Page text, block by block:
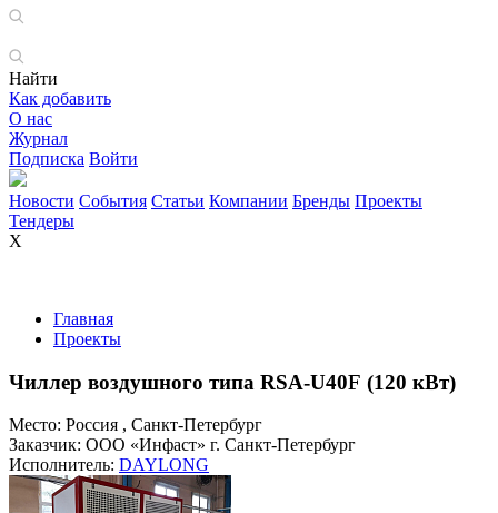
Найти
Как добавить
О нас
Журнал
Подписка Войти
Новости События Статьи Компании Бренды Проекты
Тендеры
X
Главная
Проекты
Чиллер воздушного типа RSA-U40F (120 кВт)
Место:
Россия , Санкт-Петербург
Заказчик: ООО «Инфаст» г. Санкт-Петербург
Исполнитель: DAYLONG